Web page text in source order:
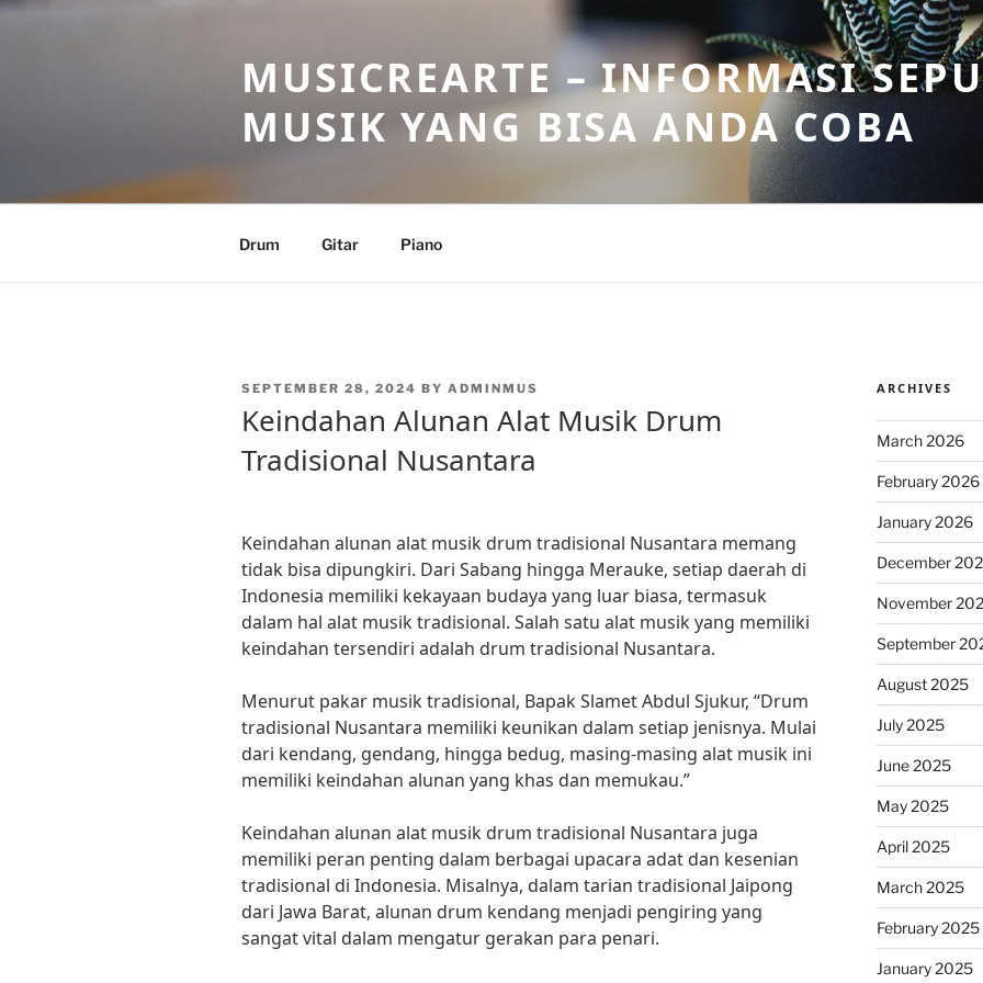
Skip
MUSICREARTE – INFORMASI
MUSIK YANG BISA ANDA COBA
Drum Gitar Piano
POSTED
SEPTEMBER 28, 2024 BY ADMINMUS
Keindahan Alunan Alat Musik Drum
Tradisional Nusantara
Keindahan alunan alat musik drum tradisional Nusantara memang
tidak bisa dipungkiri. Dari Sabang hingga Merauke, setiap daerah di
Indonesia memiliki kekayaan budaya yang luar biasa, termasuk
dalam hal alat musik tradisional. Salah satu alat musik yang memiliki
keindahan tersendiri adalah drum tradisional Nusantara.
Menurut pakar musik tradisional, Bapak Slamet Abdul Sjukur, “Drum
tradisional Nusantara memiliki keunikan dalam setiap jenisnya. Mulai
dari kendang, gendang, hingga bedug, masing-masing alat musik ini
memiliki keindahan alunan yang khas dan memukau.”
Keindahan alunan alat musik drum tradisional Nusantara juga
memiliki peran penting dalam berbagai upacara adat dan kesenian
tradisional di Indonesia. Misalnya, dalam tarian tradisional Jaipong
dari Jawa Barat, alunan drum kendang menjadi pengiring yang
sangat vital dalam mengatur gerakan para penari.
ARCHIVES
March 2026
February 2026
January 2026
December
November
September
August 2025
July 2025
June 2025
May 2025
April 2025
March 2025
February 2025
January 2025